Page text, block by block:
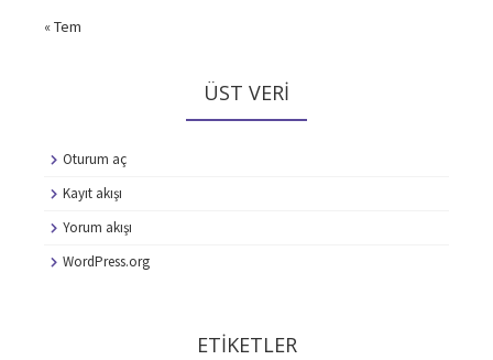
« Tem
ÜST VERI
Oturum aç
Kayıt akışı
Yorum akışı
WordPress.org
ETIKETLER